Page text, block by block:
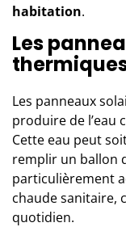
habitation.
Les
Les panneaux
produire de l’eau
Cette eau peut
remplir un ballon
particulièrement
chaude sanitaire,
quotidien.